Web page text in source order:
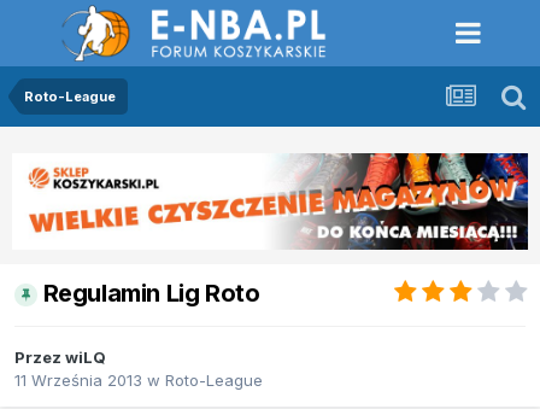
Roto-League
Regulamin Lig Roto
Przez wiLQ
11 Września 2013 w Roto-League